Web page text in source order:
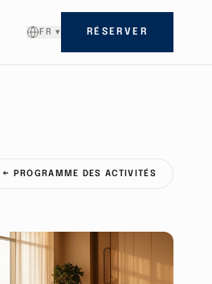
FR ▾ RÉSERVER
← PROGRAMME DES ACTIVITÉS